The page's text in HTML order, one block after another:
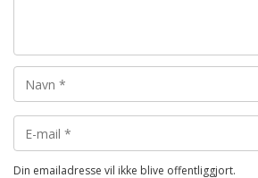
Din emailadresse vil ikke blive offentliggjort.